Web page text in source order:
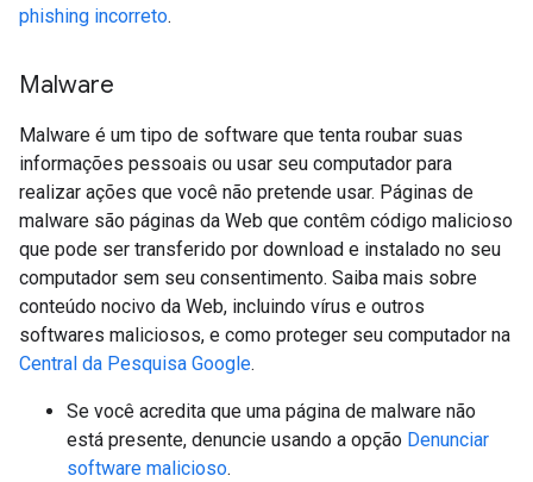
phishing incorreto.
Malware
Malware é um tipo de software que tenta roubar suas
informações pessoais ou usar seu computador para
realizar ações que você não pretende usar. Páginas de
malware são páginas da Web que contêm código malicioso
que pode ser transferido por download e instalado no seu
computador sem seu consentimento. Saiba mais sobre
conteúdo nocivo da Web, incluindo vírus e outros
softwares maliciosos, e como proteger seu computador na
Central da Pesquisa Google.
Se você acredita que uma página de malware não
está presente, denuncie usando a opção Denunciar
software malicioso.